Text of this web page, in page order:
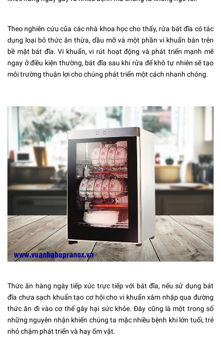
Theo nghiên cứu của các nhà khoa học cho thấy, rửa bát đĩa có tác
dụng loại bỏ thức ăn thừa, dầu mỡ và một phần vi khuẩn bán trên
bề mặt bát đĩa. Vi khuẩn, vi rút hoạt động và phát triển mạnh mẽ
ngay ở điều kiện thường, bát đĩa sau khi rửa để khô tự nhiên sẽ tạo
môi trường thuận lợi cho chúng phát triển một cách nhanh chóng.
Thức ăn hàng ngày tiếp xúc trực tiếp với bát đĩa, nếu sử dụng bát
đĩa chưa sạch khuẩn tạo cơ hội cho vi khuẩn xâm nhập qua đường
thức ăn đi vào cơ thể gây hại sức khỏe. Đây cũng là một trong số
những nguyên nhận khiến chúng ta mặc nhiều bệnh khi lớn tuổi, trẻ
nhỏ chậm phát triển và hay ốm vặt.